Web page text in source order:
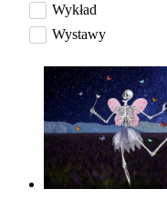
Wykład
Wystawy